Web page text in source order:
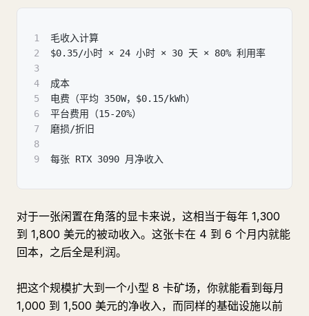
1
毛收入计算
2
$0.35/小时 × 24 小时 × 30 天 × 80% 利用率
3
4
成本
5
电费（平均 350W，$0.15/kWh）
6
平台费用（15-20%）
7
磨损/折旧
8
9
每张 RTX 3090 月净收入
对于一张闲置在角落的显卡来说，这相当于每年 1,300
到 1,800 美元的被动收入。这张卡在 4 到 6 个月内就能
回本，之后全是利润。
把这个规模扩大到一个小型 8 卡矿场，你就能看到每月
1,000 到 1,500 美元的净收入，而同样的基础设施以前